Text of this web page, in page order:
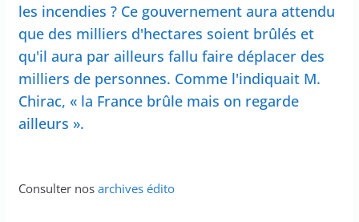
les incendies ? Ce gouvernement aura attendu
que des milliers d'hectares soient brûlés et
qu'il aura par ailleurs fallu faire déplacer des
milliers de personnes. Comme l'indiquait M.
Chirac, « la France brûle mais on regarde
ailleurs ».
Consulter nos archives édito